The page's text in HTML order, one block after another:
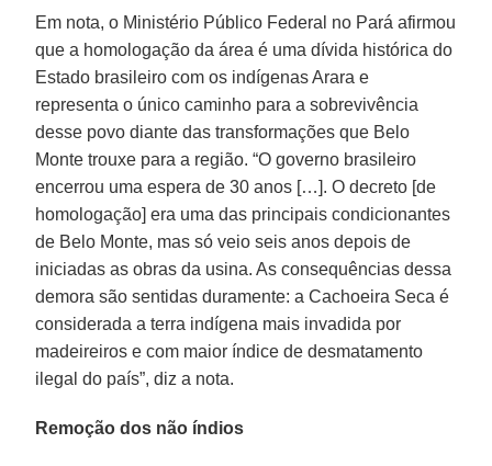
Em nota, o Ministério Público Federal no Pará afirmou
que a homologação da área é uma dívida histórica do
Estado brasileiro com os indígenas Arara e
representa o único caminho para a sobrevivência
desse povo diante das transformações que Belo
Monte trouxe para a região. “O governo brasileiro
encerrou uma espera de 30 anos […]. O decreto [de
homologação] era uma das principais condicionantes
de Belo Monte, mas só veio seis anos depois de
iniciadas as obras da usina. As consequências dessa
demora são sentidas duramente: a Cachoeira Seca é
considerada a terra indígena mais invadida por
madeireiros e com maior índice de desmatamento
ilegal do país”, diz a nota.
Remoção dos não índios